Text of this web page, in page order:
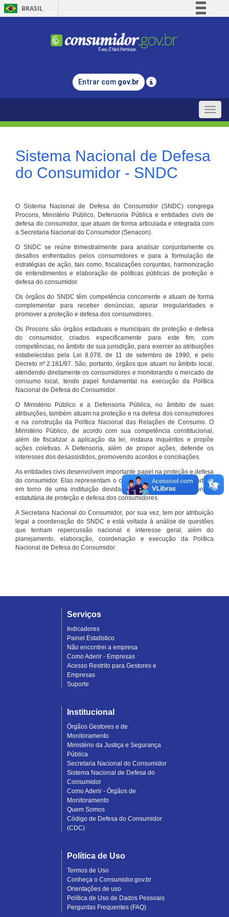
BRASIL
Comunica BR
Legislação
Entrar com gov.br
Toggle
Sistema Nacional de Defesa
do Consumidor - SNDC
O Sistema Nacional de Defesa do Consumidor (SNDC) congrega
Procons, Ministério Público, Defensoria Pública e entidades civis de
defesa do consumidor, que atuam de forma articulada e integrada com
a Secretaria Nacional do Consumidor (Senacon).
O SNDC se reúne trimestralmente para analisar conjuntamente os
desafios enfrentados pelos consumidores e para a formulação de
estratégias de ação, tais como, fiscalizações conjuntas, harmonização
de entendimentos e elaboração de políticas públicas de proteção e
defesa do consumidor.
Os órgãos do SNDC têm competência concorrente e atuam de forma
complementar para receber denúncias, apurar irregularidades e
promover a proteção e defesa dos consumidores.
Os Procons são órgãos estaduais e municipais de proteção e defesa
do consumidor, criados especificamente para este fim, com
competências, no âmbito de sua jurisdição, para exercer as atribuições
estabelecidas pela Lei 8.078, de 11 de setembro de 1990, e pelo
Decreto nº 2.181/97. São, portanto, órgãos que atuam no âmbito local,
atendendo diretamente os consumidores e monitorando o mercado de
consumo local, tendo papel fundamental na execução da Política
Nacional de Defesa do Consumidor.
O Ministério Público e a Defensoria Pública, no âmbito de suas
atribuições, também atuam na proteção e na defesa dos consumidores
e na construção da Política Nacional das Relações de Consumo. O
Ministério Público, de acordo com sua competência constitucional,
além de fiscalizar a aplicação da lei, instaura inquéritos e propõe
ações coletivas. A Defensoria, além de propor ações, defende os
interesses dos desassistidos, promovendo acordos e conciliações.
As entidades civis desenvolvem importante papel na proteção e defesa
do consumidor. Elas representam o conjunto organizado de cidadãos
em torno de uma instituição devidamente registrada e com função
estatutária de proteção e defesa dos consumidores.
A Secretaria Nacional do Consumidor, por sua vez, tem por atribuição
legal a coordenação do SNDC e está voltada à análise de questões
que tenham repercussão nacional e interesse geral, além do
planejamento, elaboração, coordenação e execução da Política
Nacional de Defesa do Consumidor.
Serviços
Indicadores
Painel Estatístico
Não encontrei a empresa
Como Aderir - Empresas
Acesso Restrito para Gestores e
Empresas
Suporte
Institucional
Órgãos Gestores e de
Monitoramento
Ministério da Justiça e Segurança
Pública
Secretaria Nacional do Consumidor
Sistema Nacional de Defesa do
Consumidor
Como Aderir - Órgãos de
Monitoramento
Quem Somos
Código de Defesa do Consumidor
(CDC)
Política de Uso
Termos de Uso
Conheça o Consumidor.gov.br
Orientações de uso
Política de Uso de Dados Pessoais
Perguntas Frequentes (FAQ)